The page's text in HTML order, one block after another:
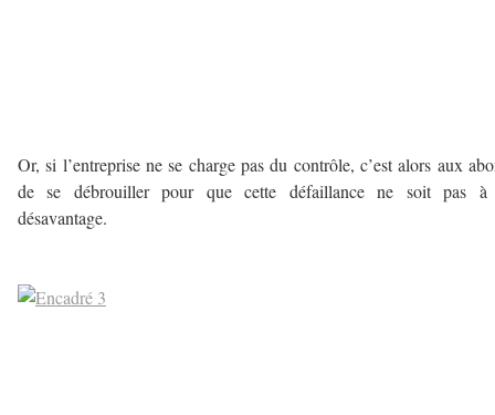
Or, si l’entreprise ne se charge pas du contrôle, c’est alors aux
de se débrouiller pour que cette défaillance ne soit pas à
désavantage.